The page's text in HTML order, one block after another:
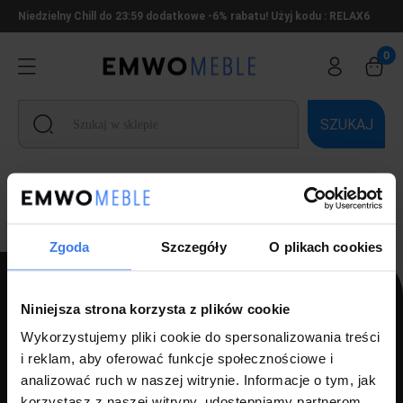
Zgoda Szczegóły O plikach cookies
Niniejsza strona korzysta z plików cookie
Wykorzystujemy pliki cookie do spersonalizowania treści
i reklam, aby oferować funkcje społecznościowe i
analizować ruch w naszej witrynie. Informacje o tym, jak
Niedzielny Chill do 23:59 dodatkowe -6% rabatu! Użyj kodu : RELAX6
SZUKAJ
Ten produkt jest niedostępny.
PPH LUZ s.c Szlagor Marek Szlagor Wojciech
ul. Kołłątaja 8,
46-203 Kluczbork